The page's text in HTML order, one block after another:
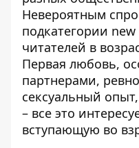
Невероятным
подкатегории
читателей в
Первая любовь,
партнерами,
сексуальный
– все это
вступающую во